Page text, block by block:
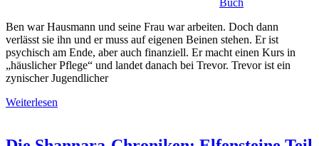
Buch
Ben war Hausmann und seine Frau war arbeiten. Doch dann
verlässt sie ihn und er muss auf eigenen Beinen stehen. Er ist
psychisch am Ende, aber auch finanziell. Er macht einen Kurs in
„häuslicher Pflege“ und landet danach bei Trevor. Trevor ist ein
zynischer Jugendlicher
Weiterlesen